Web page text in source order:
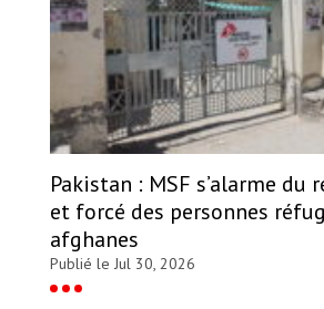
Pakistan : MSF s’alarme du
et forcé des personnes
afghanes
Publié le Jul 30, 2026